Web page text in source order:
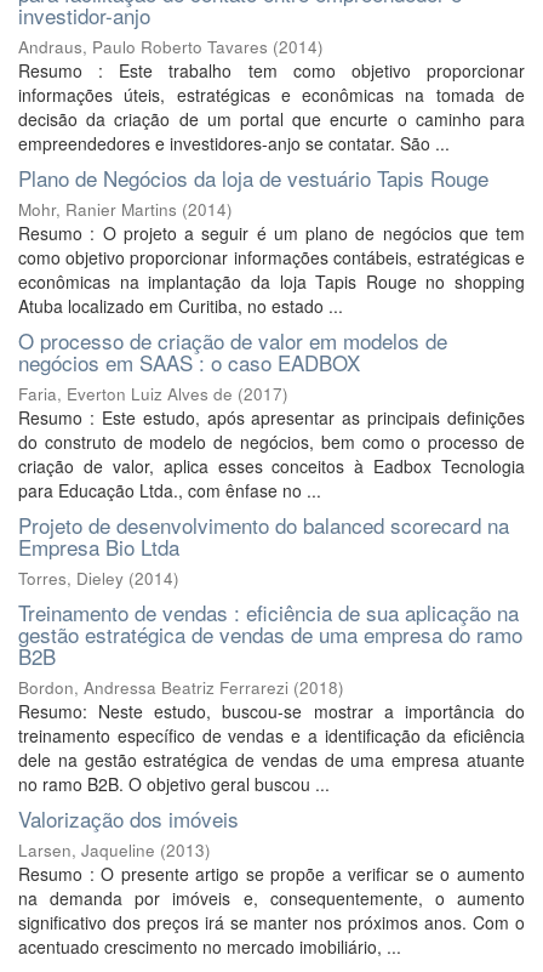
investidor-anjo
Andraus, Paulo Roberto Tavares (2014)
Resumo : Este trabalho tem como objetivo proporcionar
informações úteis, estratégicas e econômicas na tomada de
decisão da criação de um portal que encurte o caminho para
empreendedores e investidores-anjo se contatar. São ...
Plano de Negócios da loja de vestuário Tapis Rouge
Mohr, Ranier Martins (2014)
Resumo : O projeto a seguir é um plano de negócios que tem
como objetivo proporcionar informações contábeis, estratégicas e
econômicas na implantação da loja Tapis Rouge no shopping
Atuba localizado em Curitiba, no estado ...
O processo de criação de valor em modelos de
negócios em SAAS : o caso EADBOX
Faria, Everton Luiz Alves de (2017)
Resumo : Este estudo, após apresentar as principais definições
do construto de modelo de negócios, bem como o processo de
criação de valor, aplica esses conceitos à Eadbox Tecnologia
para Educação Ltda., com ênfase no ...
Projeto de desenvolvimento do balanced scorecard na
Empresa Bio Ltda
Torres, Dieley (2014)
Treinamento de vendas : eficiência de sua aplicação na
gestão estratégica de vendas de uma empresa do ramo
B2B
Bordon, Andressa Beatriz Ferrarezi (2018)
Resumo: Neste estudo, buscou-se mostrar a importância do
treinamento específico de vendas e a identificação da eficiência
dele na gestão estratégica de vendas de uma empresa atuante
no ramo B2B. O objetivo geral buscou ...
Valorização dos imóveis
Larsen, Jaqueline (2013)
Resumo : O presente artigo se propõe a verificar se o aumento
na demanda por imóveis e, consequentemente, o aumento
significativo dos preços irá se manter nos próximos anos. Com o
acentuado crescimento no mercado imobiliário, ...